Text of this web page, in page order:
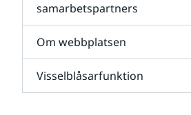
samarbetspartners
Om webbplatsen
Visselblåsarfunktion